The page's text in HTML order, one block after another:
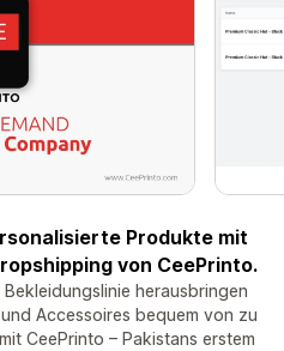
Produkte mit
von CeePrinto.
herausbringen
Accessoires bequem von zu
CeePrinto – Pakistans erstem